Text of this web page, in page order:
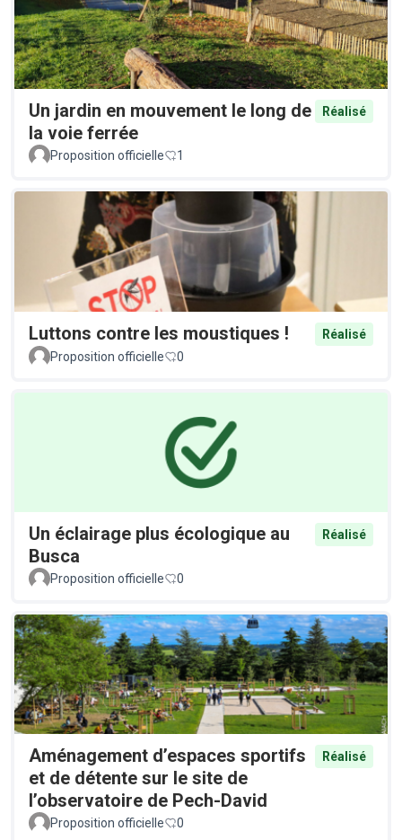
Un jardin en mouvement le long de
la voie ferrée
Réalisé
Proposition officielle 1
Luttons contre les moustiques !
Réalisé
Proposition officielle
0
Un éclairage plus écologique au
Busca
Réalisé
Proposition officielle 0
Aménagement d’espaces sportifs
et de détente sur le site de
l’observatoire de Pech-David
Réalisé
Proposition officielle 0